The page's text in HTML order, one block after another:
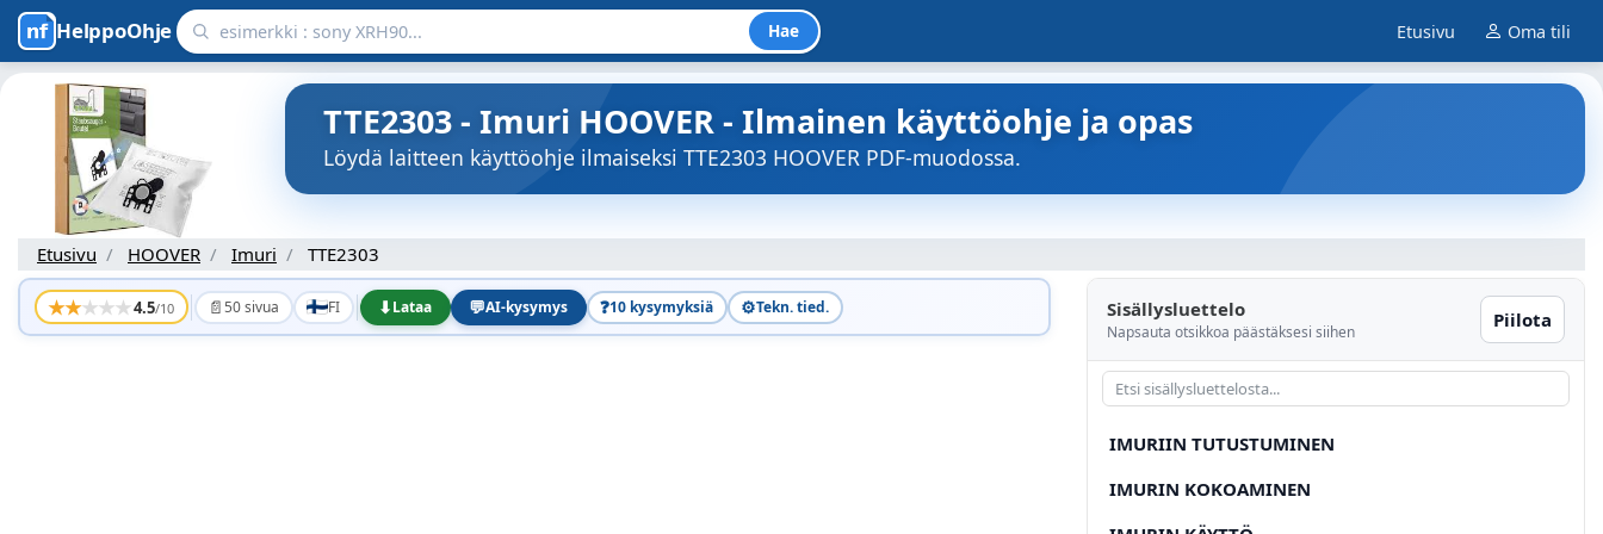
HelppoOhje Hae Etusivu Oma tili
TTE2303 - Imuri HOOVER - Ilmainen käyttöohje ja opas
Löydä laitteen käyttöohje ilmaiseksi TTE2303 HOOVER PDF-muodossa.
Etusivu HOOVER Imuri TTE2303
★★★★★4.5/10 📄50 sivua FI ⬇Lataa 💬AI-kysymys ❓10 kysymyksiä ⚙️Tekn. tied. Sisällysluettelo
Napsauta otsikkoa päästäksesi siihen
Piilota
IMURIIN TUTUSTUMINEN
IMURIN KOKOAMINEN